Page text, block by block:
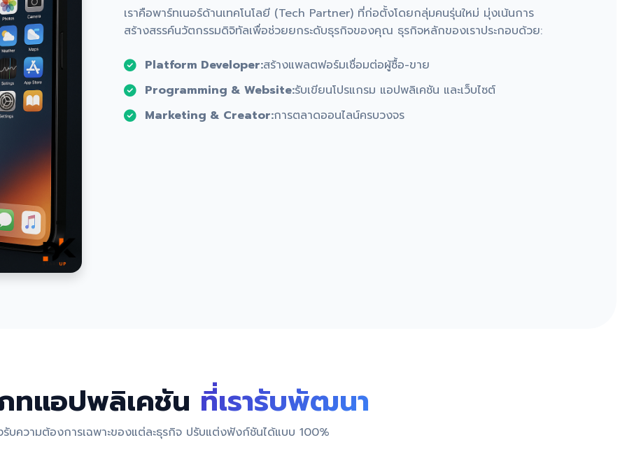
เราคือพาร์ทเนอร์ด้านเทคโนโลยี (Tech Partner) ที่ก่อตั้งโดยกลุ่มคนรุ่นใหม่ มุ่งเน้นการ
สร้างสรรค์นวัตกรรมดิจิทัลเพื่อช่วยยกระดับธุรกิจของคุณ ธุรกิจหลักของเราประกอบด้วย:
Platform Developer:สร้างแพลตฟอร์มเชื่อมต่อผู้ซื้อ-ขาย
Programming & Website:รับเขียนโปรแกรม แอปพลิเคชัน และเว็บไซต์
Marketing & Creator:การตลาดออนไลน์ครบวงจร
ทแอปพลิเคชัน ที่เรารับพัฒนา
รับความต้องการเฉพาะของแต่ละธุรกิจ ปรับแต่งฟังก์ชันได้แบบ 100%